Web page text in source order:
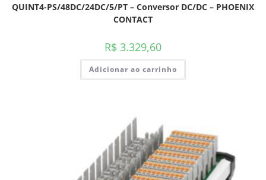
QUINT4-PS/48DC/24DC/5/PT – Conversor DC/DC – PHOENIX
CONTACT
R$ 3.329,60
Adicionar ao carrinho